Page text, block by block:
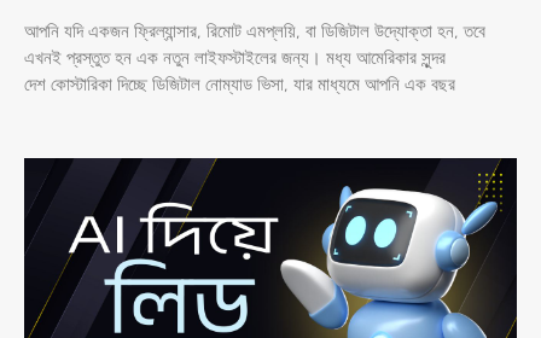
আপনি যদি একজন ফ্রিল্যান্সার, রিমোট এমপ্লয়ি, বা ডিজিটাল উদ্যোক্তা হন, তবে
এখনই প্রস্তুত হন এক নতুন লাইফস্টাইলের জন্য। মধ্য আমেরিকার সুন্দর
দেশ কোস্টারিকা দিচ্ছে ডিজিটাল নোম্যাড ভিসা, যার মাধ্যমে আপনি এক বছর